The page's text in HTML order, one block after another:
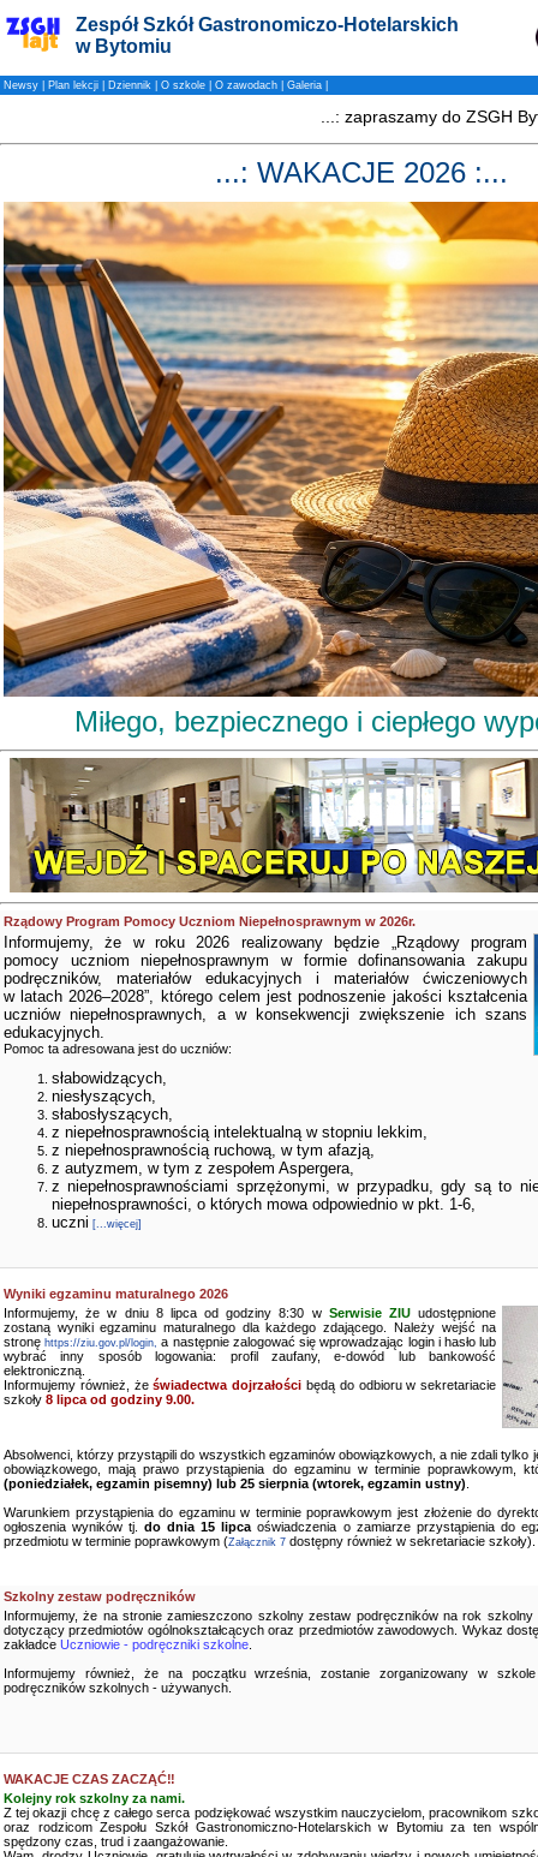
Zespół Szkół Gastronomiczo-Hotelarskich
w Bytomiu
Newsy Plan lekcji Dziennik O szkole O zawodach Galeria
...: WAKACJE 2026 :...
Miłego, bezpiecznego i ciepłego
Rządowy Program Pomocy Uczniom Niepełnosprawnym w 2026r.
Informujemy, że w roku 2026 realizowany będzie „Rządowy program
pomocy uczniom niepełnosprawnym w formie dofinansowania zakupu
podręczników, materiałów edukacyjnych i materiałów ćwiczeniowych
w latach 2026–2028”, którego celem jest podnoszenie jakości kształcenia
uczniów niepełnosprawnych, a w konsekwencji zwiększenie ich szans
edukacyjnych.
Pomoc ta adresowana jest do uczniów:
słabowidzących,
niesłyszących,
słabosłyszących,
z niepełnosprawnością intelektualną w stopniu lekkim,
z niepełnosprawnością ruchową, w tym afazją,
z autyzmem, w tym z zespołem Aspergera,
z niepełnosprawnościami sprzężonymi, w przypadku, gdy są to
niepełnosprawności, o których mowa odpowiednio w pkt. 1-6,
uczni [...więcej]
Wyniki egzaminu maturalnego 2026
Informujemy, że w dniu 8 lipca od godziny 8:30 w Serwisie ZIU udostępnione
zostaną wyniki egzaminu maturalnego dla każdego zdającego. Należy wejść na
stronęhttps://ziu.gov.pl/login, a następnie zalogować się wprowadzając login i hasło lub
wybrać inny sposób logowania: profil zaufany, e-dowód lub bankowość
elektroniczną.
Informujemy również, żeświadectwa dojrzałości będą do odbioru w sekretariacie
szkoły 8 lipca od godziny 9.00.
Absolwenci, którzy przystąpili do wszystkich egzaminów obowiązkowych, a nie zdali tylko
obowiązkowego, mają prawo przystąpienia do egzaminu w terminie poprawkowym,
(poniedziałek, egzamin pisemny) lub 25 sierpnia (wtorek, egzamin ustny)
Warunkiem przystąpienia do egzaminu w terminie poprawkowym jest złożenie do
ogłoszenia wyników tj.do dnia 15 lipca oświadczenia o zamiarze przystąpienia do
przedmiotu w terminie poprawkowym (Załącznik 7 dostępny również w sekretariacie szkoły).
Szkolny zestaw podręczników
Informujemy, że na stronie zamieszczono szkolny zestaw podręczników na rok szkolny
dotyczący przedmiotów ogólnokształcących oraz przedmiotów zawodowych. Wykaz
zakładce Uczniowie - podręczniki szkolne
Informujemy również, że na początku września, zostanie zorganizowany w
podręczników szkolnych - używanych.
WAKACJE CZAS ZACZĄĆ‼️
Kolejny rok szkolny za nami.
Z tej okazji chcę z całego serca podziękować wszystkim nauczycielom, pracownikom
oraz rodzicom Zespołu Szkół Gastronomiczno-Hotelarskich w Bytomiu za ten
spędzony czas, trud i zaangażowanie.